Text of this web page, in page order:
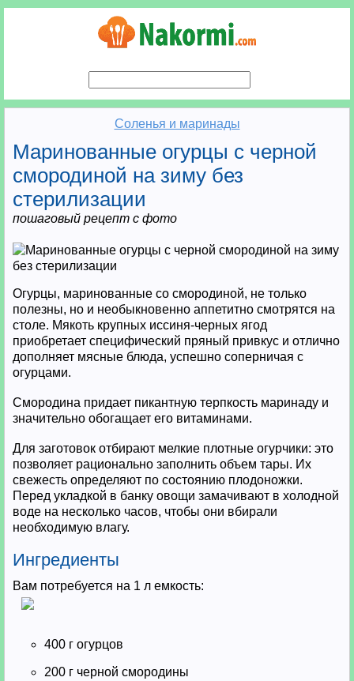
Соленья и маринады
Маринованные огурцы с черной
смородиной на зиму без
стерилизации
пошаговый рецепт с фото
Огурцы, маринованные со смородиной, не только
полезны, но и необыкновенно аппетитно смотрятся на
столе. Мякоть крупных иссиня-черных ягод
приобретает специфический пряный привкус и отлично
дополняет мясные блюда, успешно соперничая с
огурцами.
Смородина придает пикантную терпкость маринаду и
значительно обогащает его витаминами.
Для заготовок отбирают мелкие плотные огурчики: это
позволяет рационально заполнить объем тары. Их
свежесть определяют по состоянию плодоножки.
Перед укладкой в банку овощи замачивают в холодной
воде на несколько часов, чтобы они вбирали
необходимую влагу.
Ингредиенты
Вам потребуется на 1 л емкость:
400 г огурцов
200 г черной смородины